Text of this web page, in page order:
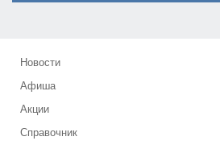
Новости
Афиша
Акции
Справочник